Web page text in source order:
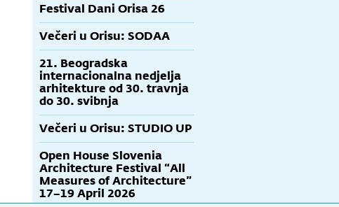
Festival Dani Orisa 26
Večeri u Orisu: SODAA
21. Beogradska
internacionalna nedjelja
arhitekture od 30. travnja
do 30. svibnja
Večeri u Orisu: STUDIO UP
Open House Slovenia
Architecture Festival “All
Measures of Architecture”
17–19 April 2026